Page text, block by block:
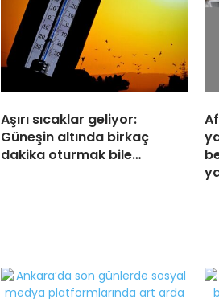
Aşırı sıcaklar geliyor:
Güneşin altında birkaç
dakika oturmak bile…